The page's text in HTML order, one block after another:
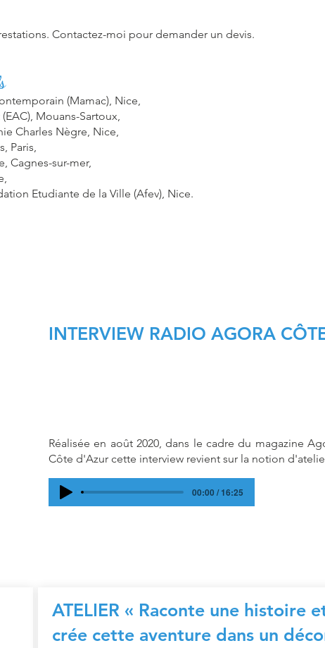
Contactez-moi pour demander un devis.
(Mamac), Nice,
(EAC), Mouans-Sartoux,
Charles Nègre, Nice,
Paris,
Cagnes-sur-mer,
Etudiante de la Ville (Afev), Nice.
INTERVIEW RADIO AGORA
Réalisée en août 2020, dans le cadre du magazine
Côte d'Azur cette interview revient sur la notion
00:00 / 16:25
ATELIER « Raconte une histoire
crée cette aventure dans un